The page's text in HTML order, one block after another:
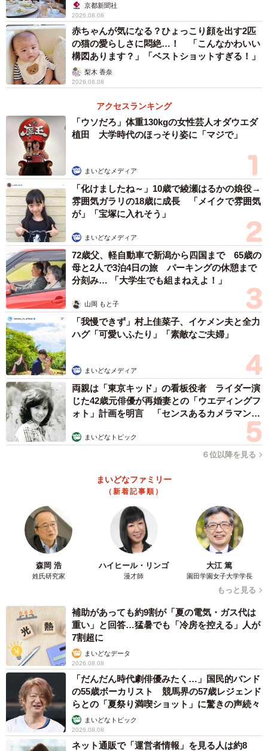
京都新聞社
2026.08.08
赤ちゃんが気になる？ひょっこり顔を出す2匹
の猫の愛らしさに悶絶…！ 「こんなかわいい
構図あります？」「ベストショットすぎる！」
梨木 香奈
2026.08.08
アクセスランキング
「ウソだろ」体重130kgの女性芸人オダウエダ
植田 大学時代のほっそり姿に「マジで」
まいどなメディア
「化けましたね～」10歳で綾瀬はるかの娘役→
雰囲気ガラリの18歳に成長 「メイクで雰囲気
が」「宝塚に入れそう」
まいどなメディア
72歳父、軽自動車で新潟から四国まで 65歳の
母と2人で3泊4日の旅 パーキングの休憩まで
分刻み… 「大学生でも組まねえよ！」
山岡 もと子
「我慢できず」村上佳菜子、イケメン夫と全力
ハグ「可愛いふたり」「素敵なご夫婦」
まいどなメディア
両親は「東京キッド」の看板役者 ライダー演
じた42歳元俳優が再婚妻との「ウエディングフ
ォト」計画を明言 「センスあるカメラマン求
まいどなトピック
６位以降を見る
まいどなファミリー
（新着記事順）
森岡 浩
姓氏研究家
ハイヒール・リンゴ
漫才師
大江 篤
園田学園女子大学学長
もっと見る
補助があっても約9割が「夏の電気・ガス代は
重い」と回答…猛暑でも「冷房を控える」人が
7割超に
まいどなデータ
2026.08.08
「だんだん時代劇俳優みたく…」国民的バンド
の55歳ボーカリスト 競馬界の57歳レジェンド
らとの「夏祭り満喫ショット」に驚きの声続々
まいどなトピック
2026.08.08
ネット通販で「運営者情報」を見る人は約8